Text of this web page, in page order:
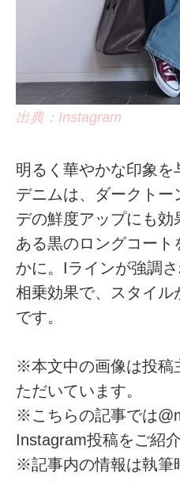
出典：Instagram
明るく華やかな印象
デニムは、ダークト
デの鮮度アップにも
ある黒のロングコー
かに。Iラインが強調
相乗効果で、スタイル
です。
※本文中の画像は投稿
ただいています。
※こちらの記事では
Instagram投稿をご紹
※記事内の情報は執筆